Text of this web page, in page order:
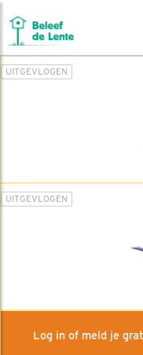
UITGEVLOGEN
UITGEVLOGEN
Log in of meld je